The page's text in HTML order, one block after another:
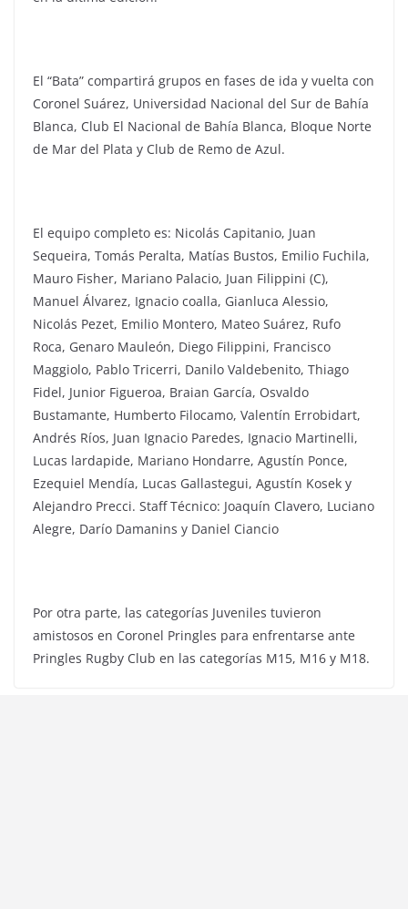
El “Bata” compartirá grupos en fases de ida y vuelta con
Coronel Suárez, Universidad Nacional del Sur de Bahía
Blanca, Club El Nacional de Bahía Blanca, Bloque Norte
de Mar del Plata y Club de Remo de Azul.
El equipo completo es: Nicolás Capitanio, Juan
Sequeira, Tomás Peralta, Matías Bustos, Emilio Fuchila,
Mauro Fisher, Mariano Palacio, Juan Filippini (C),
Manuel Álvarez, Ignacio coalla, Gianluca Alessio,
Nicolás Pezet, Emilio Montero, Mateo Suárez, Rufo
Roca, Genaro Mauleón, Diego Filippini, Francisco
Maggiolo, Pablo Tricerri, Danilo Valdebenito, Thiago
Fidel, Junior Figueroa, Braian García, Osvaldo
Bustamante, Humberto Filocamo, Valentín Errobidart,
Andrés Ríos, Juan Ignacio Paredes, Ignacio Martinelli,
Lucas lardapide, Mariano Hondarre, Agustín Ponce,
Ezequiel Mendía, Lucas Gallastegui, Agustín Kosek y
Alejandro Precci. Staff Técnico: Joaquín Clavero, Luciano
Alegre, Darío Damanins y Daniel Ciancio
Por otra parte, las categorías Juveniles tuvieron
amistosos en Coronel Pringles para enfrentarse ante
Pringles Rugby Club en las categorías M15, M16 y M18.